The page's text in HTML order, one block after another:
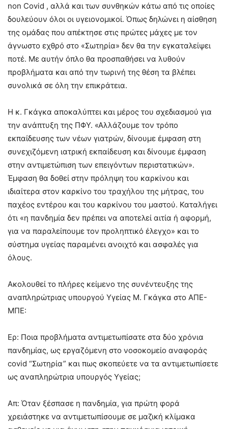
non Covid , αλλά και των συνθηκών κάτω από τις οποίες
δουλεύουν όλοι οι υγειονομικοί. Όπως δηλώνει η αίσθηση
της ομάδας που απέκτησε στις πρώτες μάχες με τον
άγνωστο εχθρό στο «Σωτηρία» δεν θα την εγκαταλείψει
ποτέ. Με αυτήν όπλο θα προσπαθήσει να λυθούν
προβλήματα και από την τωρινή της θέση τα βλέπει
συνολικά σε όλη την επικράτεια.
Η κ. Γκάγκα αποκαλύπτει και μέρος του σχεδιασμού για
την ανάπτυξη της ΠΦΥ. «Αλλάζουμε τον τρόπο
εκπαίδευσης των νέων γιατρών, δίνουμε έμφαση στη
συνεχιζόμενη ιατρική εκπαίδευση και δίνουμε έμφαση
στην αντιμετώπιση των επειγόντων περιστατικών».
Έμφαση θα δοθεί στην πρόληψη του καρκίνου και
ιδιαίτερα στον καρκίνο του τραχήλου της μήτρας, του
παχέος εντέρου και του καρκίνου του μαστού. Καταλήγει
ότι «η πανδημία δεν πρέπει να αποτελεί αιτία ή αφορμή,
για να παραλείπουμε τον προληπτικό έλεγχο» και το
σύστημα υγείας παραμένει ανοιχτό και ασφαλές για
όλους.
Ακολουθεί το πλήρες κείμενο της συνέντευξης της
αναπληρώτριας υπουργού Υγείας Μ. Γκάγκα στο ΑΠΕ-
ΜΠΕ:
Ερ: Ποια προβλήματα αντιμετωπίσατε στα δύο χρόνια
πανδημίας, ως εργαζόμενη στο νοσοκομείο αναφοράς
covid “Σωτηρία” και πως σκοπεύετε να τα αντιμετωπίσετε
ως αναπληρώτρια υπουργός Υγείας;
Απ: Όταν ξέσπασε η πανδημία, για πρώτη φορά
χρειάστηκε να αντιμετωπίσουμε σε μαζική κλίμακα